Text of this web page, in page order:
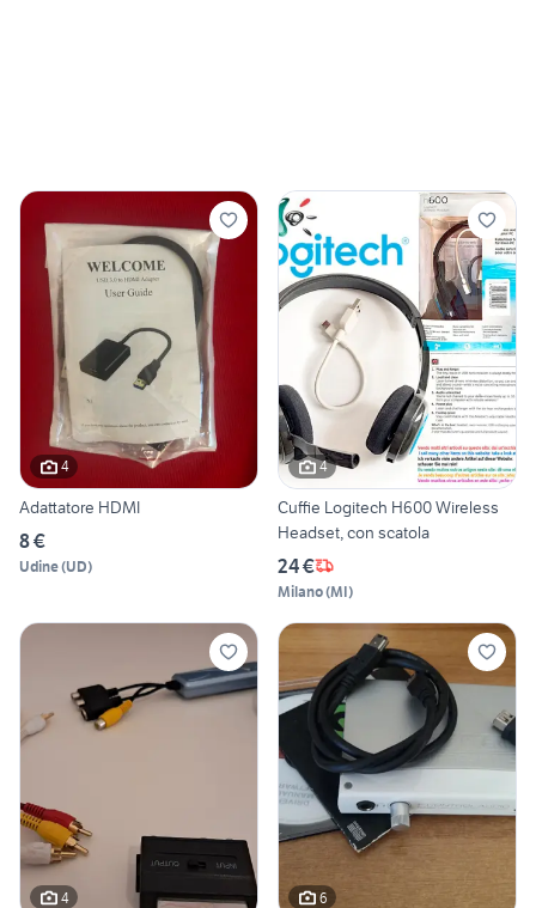
4
Adattatore HDMI
8 €
Udine(UD)
4
Cuffie Logitech H600 Wireless
Headset, con scatola
24 €
Milano(MI)
4 6